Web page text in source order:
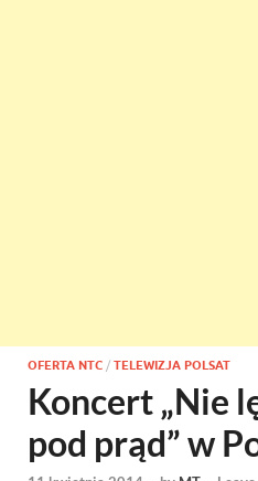
OFERTA NTC / TELEWIZJA POLSAT
Koncert „Nie
pod prąd” w